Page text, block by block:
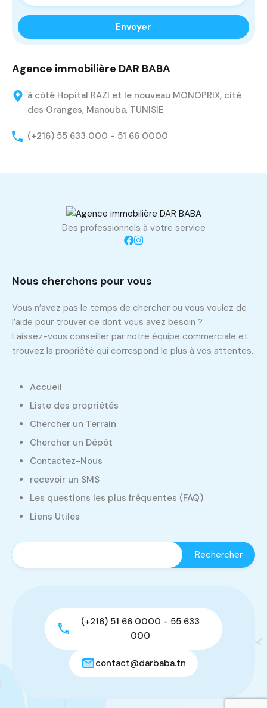
Agence immobilière DAR BABA
à côté Hopital RAZI et le nouveau MONOPRIX, cité
des Oranges, Manouba, TUNISIE
(+216) 55 633 000 - 51 66 0000
Des professionnels à votre service
Nous cherchons pour vous
Vous n’avez pas le temps de chercher ou vous voulez de
l’aide pour trouver ce dont vous avez besoin ?
Laissez-vous conseiller par notre équipe commerciale et
trouvez la propriété qui correspond le plus à vos attentes.
Accueil
Liste des propriétés
Chercher un Terrain
Chercher un Dépôt
Contactez-Nous
recevoir un SMS
Les questions les plus fréquentes (FAQ)
Liens Utiles
(+216) 51 66 0000 - 55 633
000
contact@darbaba.tn